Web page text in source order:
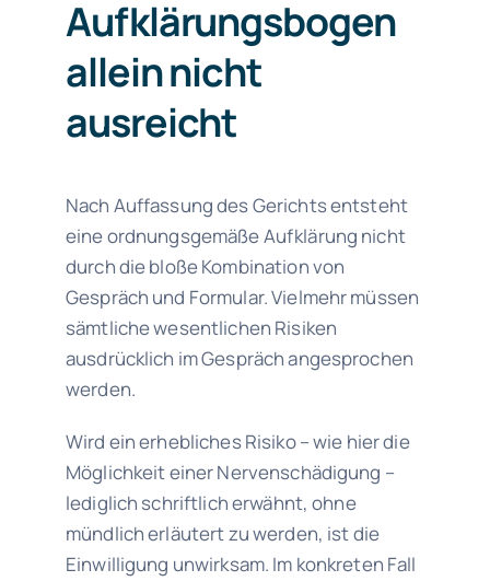
Aufklärungsbogen
allein nicht
ausreicht
Nach Auffassung des Gerichts entsteht
eine ordnungsgemäße Aufklärung nicht
durch die bloße Kombination von
Gespräch und Formular. Vielmehr müssen
sämtliche wesentlichen Risiken
ausdrücklich im Gespräch angesprochen
werden.
Wird ein erhebliches Risiko – wie hier die
Möglichkeit einer Nervenschädigung –
lediglich schriftlich erwähnt, ohne
mündlich erläutert zu werden, ist die
Einwilligung unwirksam. Im konkreten Fall